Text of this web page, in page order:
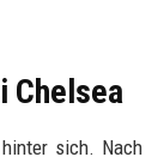
Chelsea
sich. Nach